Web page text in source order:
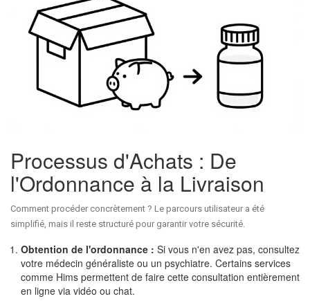
Processus d'Achats : De
l'Ordonnance à la Livraison
Comment procéder concrètement ? Le parcours utilisateur a été
simplifié, mais il reste structuré pour garantir votre sécurité.
Obtention de l'ordonnance : Si vous n'en avez pas, consultez
votre médecin généraliste ou un psychiatre. Certains services
comme Hims permettent de faire cette consultation entièrement
en ligne via vidéo ou chat.